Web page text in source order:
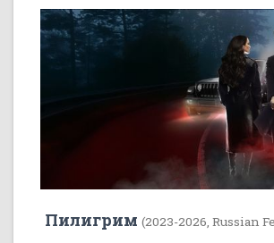
Пилигрим (2023-2026, Russian